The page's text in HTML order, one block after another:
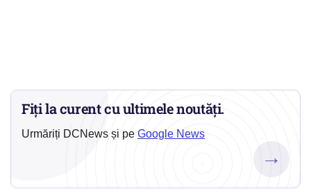
Fiți la curent cu ultimele noutăți.
Urmăriți DCNews și pe Google News
→